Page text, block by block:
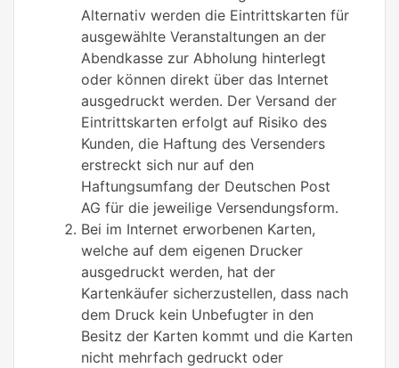
Alternativ werden die Eintrittskarten für
ausgewählte Veranstaltungen an der
Abendkasse zur Abholung hinterlegt
oder können direkt über das Internet
ausgedruckt werden. Der Versand der
Eintrittskarten erfolgt auf Risiko des
Kunden, die Haftung des Versenders
erstreckt sich nur auf den
Haftungsumfang der Deutschen Post
AG für die jeweilige Versendungsform.
Bei im Internet erworbenen Karten,
welche auf dem eigenen Drucker
ausgedruckt werden, hat der
Kartenkäufer sicherzustellen, dass nach
dem Druck kein Unbefugter in den
Besitz der Karten kommt und die Karten
nicht mehrfach gedruckt oder